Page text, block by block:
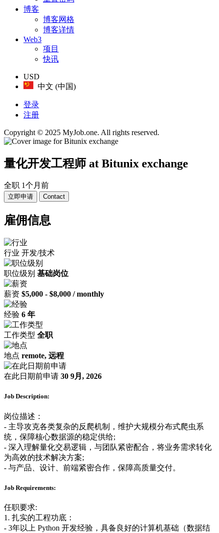
博客
博客网格
博客详情
Web3
项目
快讯
USD
中文 (中国)
登录
注册
Copyright © 2025 MyJob.one. All rights reserved.
量化开发工程师 at Bitunix exchange
全职 1个月前
立即申请 Contact
雇佣信息
行业 开发/技术
职位级别 基础岗位
薪资 $5,000 - $8,000 / monthly
经验 6 年
工作类型 全职
地点 remote, 远程
在此日期前申请 30 9月, 2026
Job Description:
岗位描述：
- 主导攻克各类复杂的反爬机制，维护大规模分布式爬虫系
统，保障核心数据源的稳定供给;
- 深入理解量化交易逻辑，与团队紧密配合，将业务需求转化
为高效的技术解决方案;
- 与产品、设计、前端紧密合作，保障高质量交付。
Job Requirements:
任职要求:
1. 扎实的工程功底：
- 3年以上 Python 开发经验，具备良好的计算机基础（数据结